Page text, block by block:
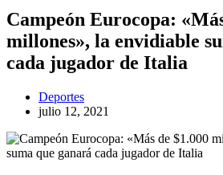
Campeón Eurocopa:
millones», la envidiable
cada jugador de Italia
Deportes
julio 12, 2021